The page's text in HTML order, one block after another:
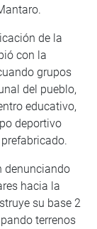
de la
con la
grupos
del pueblo,
educativo,
deportivo
denunciando
hacia la
su base 2
terrenos